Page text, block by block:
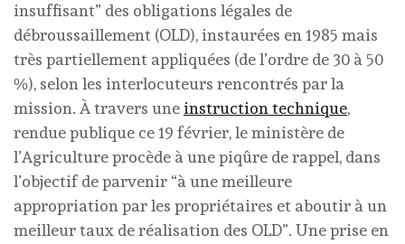
insuffisant” des obligations légales de
débroussaillement (OLD), instaurées en 1985 mais
très partiellement appliquées (de l’ordre de 30 à 50
%), selon les interlocuteurs rencontrés par la
mission. À travers uneinstruction technique,
rendue publique ce 19 février, le ministère de
l’Agriculture procède à une piqûre de rappel, dans
l’objectif de parvenir “à une meilleure
appropriation par les propriétaires et aboutir à un
meilleur taux de réalisation des OLD”. Une prise en